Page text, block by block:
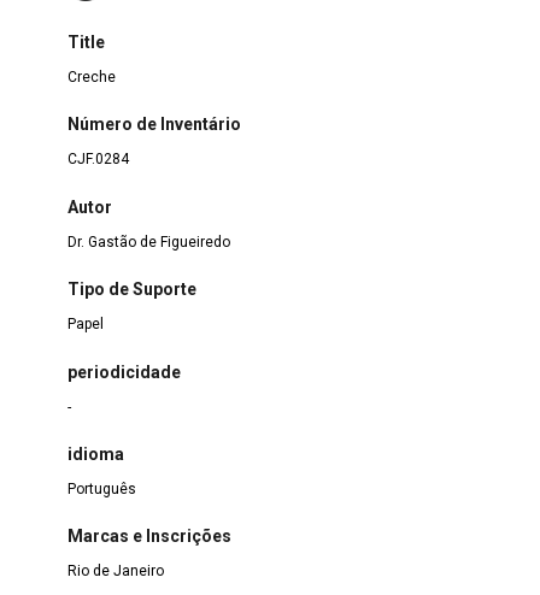
Title
Creche
Número de Inventário
CJF.0284
Autor
Dr. Gastão de Figueiredo
Tipo de Suporte
Papel
periodicidade
-
idioma
Português
Marcas e Inscrições
Rio de Janeiro